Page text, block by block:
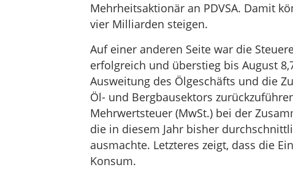
Mehrheitsaktionär an PDVSA. Damit
vier Milliarden steigen.
Auf einer anderen Seite war die
erfolgreich und überstieg bis August
Ausweitung des Ölgeschäfts und die
Öl- und Bergbausektors
Mehrwertsteuer (MwSt.) bei der
die in diesem Jahr bisher
ausmachte. Letzteres zeigt, dass die
Konsum.